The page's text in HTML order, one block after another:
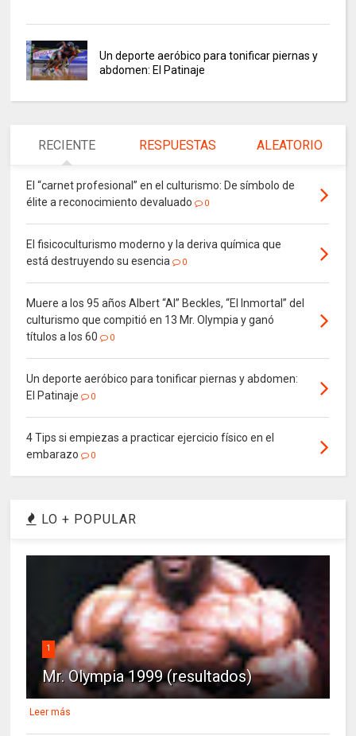
Un deporte aeróbico para tonificar piernas y
abdomen: El Patinaje
RECIENTE RESPUESTAS ALEATORIO
El “carnet profesional” en el culturismo: De símbolo de
élite a reconocimiento devaluado
0
El fisicoculturismo moderno y la deriva química que
está destruyendo su esencia
0
Muere a los 95 años Albert “Al” Beckles, “El Inmortal” del
culturismo que compitió en 13 Mr. Olympia y ganó
títulos a los 60
0
Un deporte aeróbico para tonificar piernas y abdomen:
El Patinaje
0
4 Tips si empiezas a practicar ejercicio físico en el
embarazo
0
LO + POPULAR
1
Mr. Olympia 1999 (resultados)
Leer más